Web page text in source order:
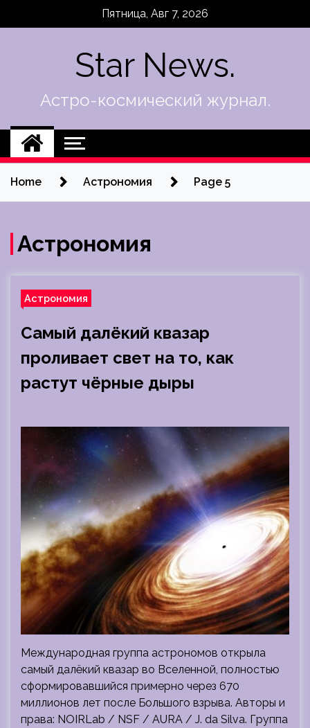
Пятница, Авг 7, 2026
Star News.
Астро-космический журнал.
Home Астрономия Page 5
Астрономия
Астрономия
Самый далёкий квазар
проливает свет на то, как
растут чёрные дыры
Международная группа астрономов открыла
самый далёкий квазар во Вселенной, полностью
сформировавшийся примерно через 670
миллионов лет после Большого взрыва. Авторы и
права: NOIRLab / NSF / AURA / J. da Silva. Группа